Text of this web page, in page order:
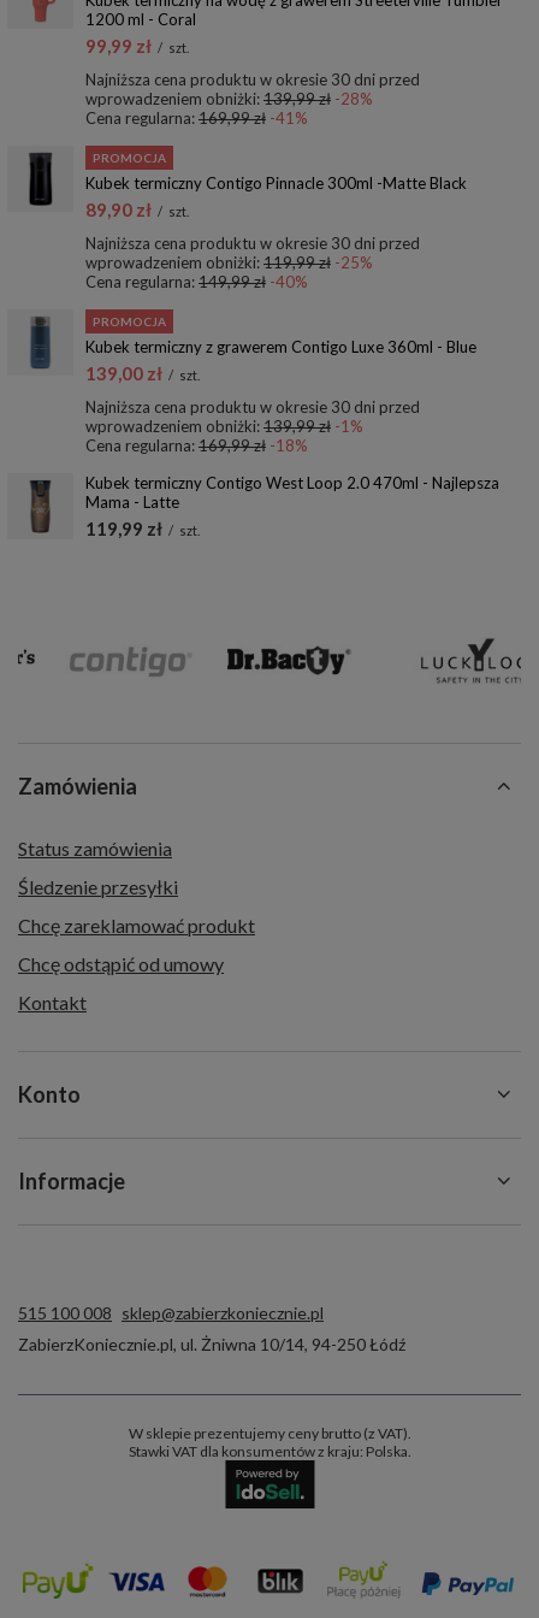
1200 ml - Coral
99,99 zł / szt.
Najniższa cena produktu w okresie 30 dni przed
wprowadzeniem obniżki:139,99 zł -28%
Cena regularna:169,99 zł -41%
PROMOCJA
Kubek termiczny Contigo Pinnacle 300ml -Matte Black
89,90 zł / szt.
Najniższa cena produktu w okresie 30 dni przed
wprowadzeniem obniżki:119,99 zł -25%
Cena regularna:149,99 zł -40%
PROMOCJA
Kubek termiczny z grawerem Contigo Luxe 360ml - Blue
139,00 zł / szt.
Najniższa cena produktu w okresie 30 dni przed
wprowadzeniem obniżki:139,99 zł -1%
Cena regularna:169,99 zł -18%
Kubek termiczny Contigo West Loop 2.0 470ml - Najlepsza
Mama - Latte
119,99 zł / szt.
Zamówienia
Status zamówienia
Śledzenie przesyłki
Chcę zareklamować produkt
Chcę odstąpić od umowy
Kontakt
Konto
Informacje
515 100 008 sklep@zabierzkoniecznie.pl
ZabierzKoniecznie.pl, ul. Żniwna 10/14, 94-250Łódź
W sklepie prezentujemy ceny brutto (z VAT).
Stawki VAT dla konsumentów z kraju: Polska